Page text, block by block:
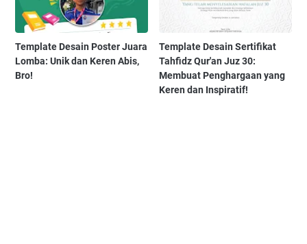
Template Desain Poster Juara
Lomba: Unik dan Keren Abis,
Bro!
Template Desain Sertifikat
Tahfidz Qur'an Juz 30:
Membuat Penghargaan yang
Keren dan Inspiratif!